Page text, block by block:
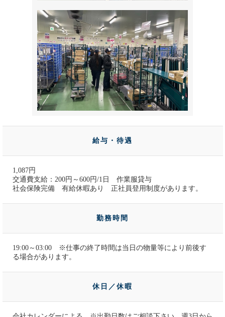
給与・待遇
1,087円
交通費支給：200円～600円/1日 作業服貸与
社会保険完備 有給休暇あり 正社員登用制度があります。
勤務時間
19:00～03:00 ※仕事の終了時間は当日の物量等により前後す
る場合があります。
休日／休暇